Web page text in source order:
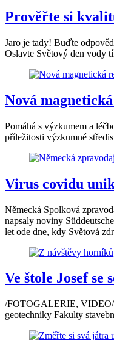
Prověřte si
Jaro je tady! Buďte
Oslavte Světový den vody
Nová
Pomáhá s výzkumem a
příležitosti výzkumné
Virus covidu
Německá Spolková
napsaly noviny
let ode dne, kdy Světová
Ve štole Josef
/FOTOGALERIE, VIDEO/
geotechniky Fakulty